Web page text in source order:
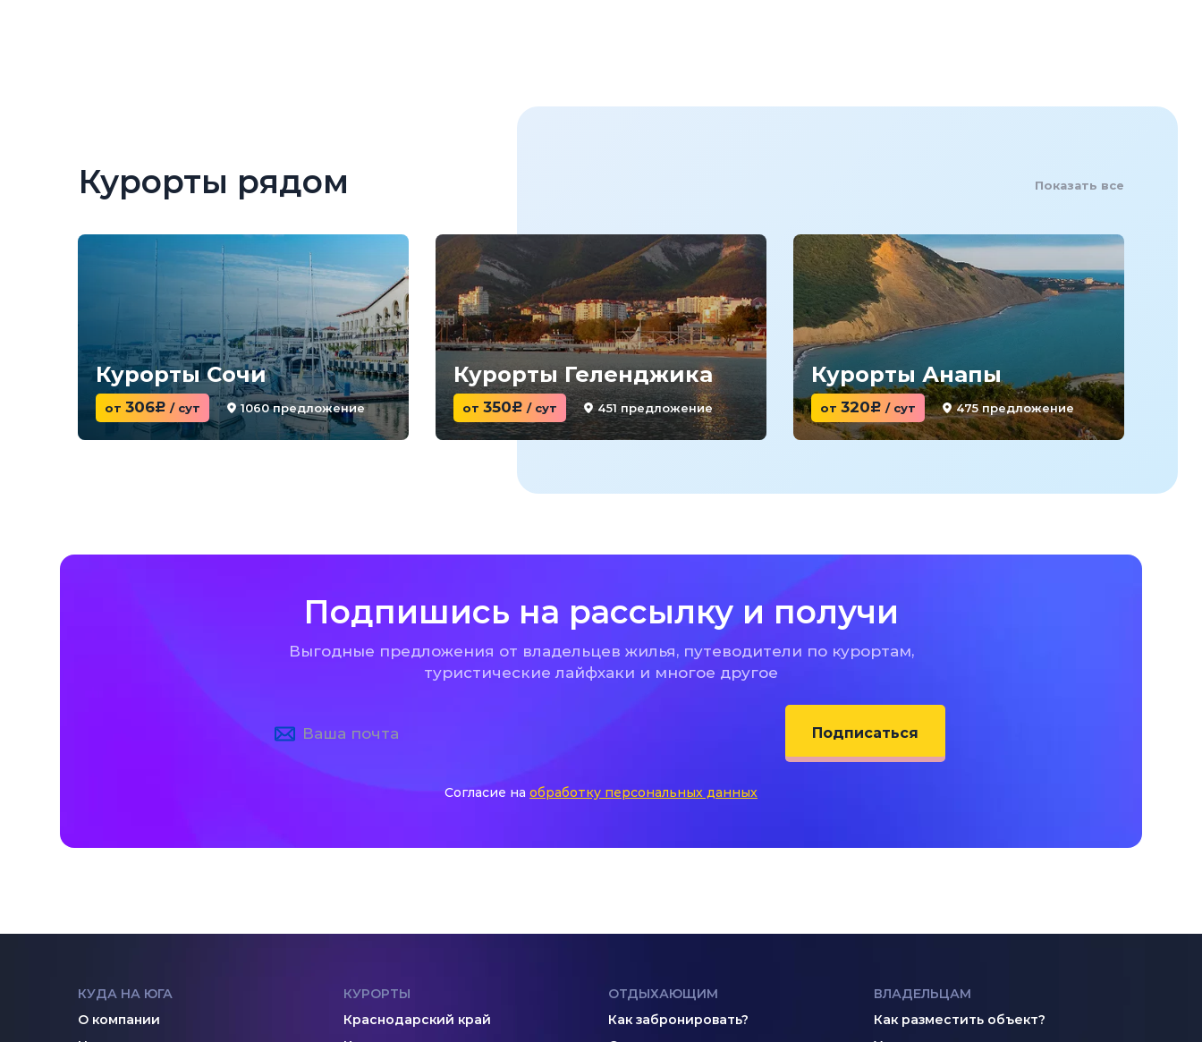
Курорты рядом
Курорты Сочи
от 306c / сут 1060 предложение
Курорты Геленджика
от 350c / сут 451 предложение
Курорты Анапы
от 320c / сут 475 предложение
Показать все
Подпишись на рассылку и получи
Выгодные предложения от владельцев жилья, путеводители по курортам,
туристические лайфхаки и многое другое
Подписаться
Согласие на обработку персональных данных
КУДА НА ЮГА
О компании
КУРОРТЫ
Краснодарский край
ОТДЫХАЮЩИМ
Как забронировать?
ВЛАДЕЛЬЦАМ
Как разместить объект?